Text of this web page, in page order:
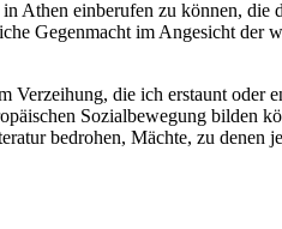
Athen einberufen zu können,
Gegenmacht im Angesicht
die ich erstaunt oder
Sozialbewegung
bedrohen, Mächte, zu denen